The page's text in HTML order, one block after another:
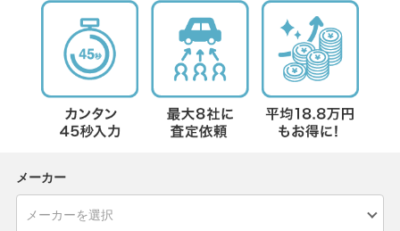
メーカー